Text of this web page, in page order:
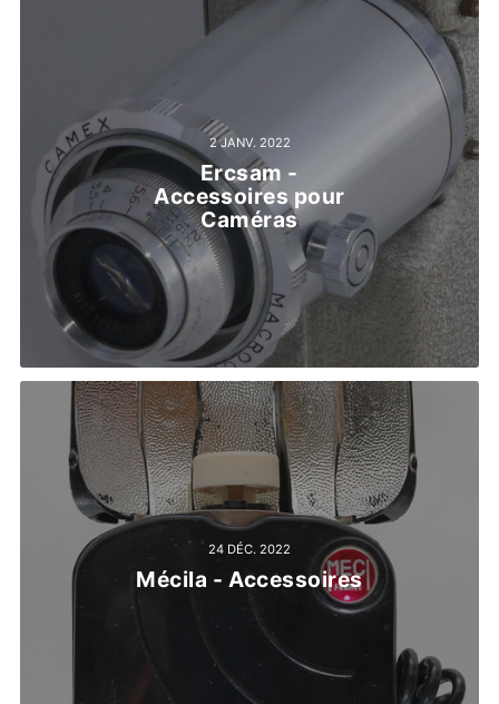
2 JANV. 2022
Ercsam -
Accessoires pour
Caméras
24 DÉC. 2022
Mécila - Accessoires